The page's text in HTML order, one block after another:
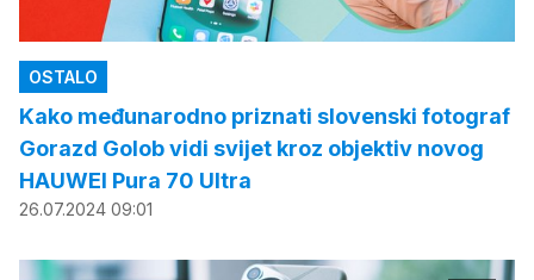
OSTALO
Kako međunarodno priznati slovenski fotograf
Gorazd Golob vidi svijet kroz objektiv novog
HAUWEI Pura 70 Ultra
26.07.2024 09:01